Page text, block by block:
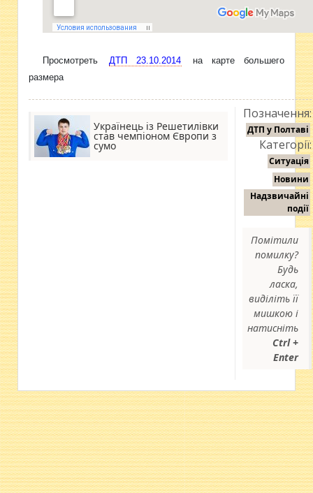
Просмотреть ДТП 23.10.2014
на карте большего
размера
Українець із Решетилівки
став чемпіоном Європи з
сумо
Позначення:
ДТП у Полтаві
Категорії:
Ситуація
Новини
Надзвичайні
події
Помітили
помилку?
Будь
ласка,
виділіть її
мишкою і
натисніть
Ctrl +
Enter